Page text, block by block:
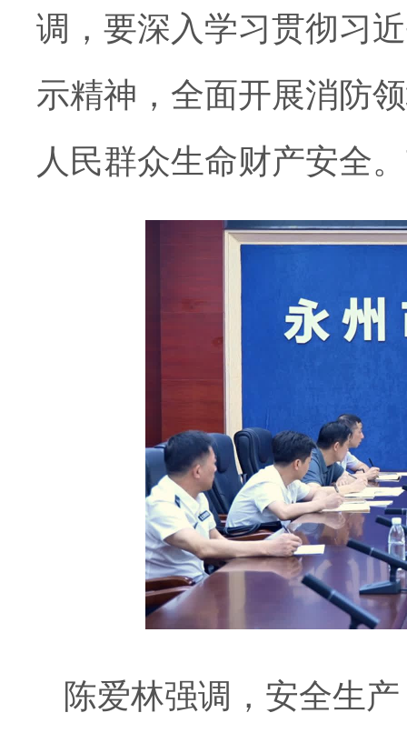
调，要深入学习贯彻习
示精神，全面开展消防
人民群众生命财产安全
陈爱林强调，安全生